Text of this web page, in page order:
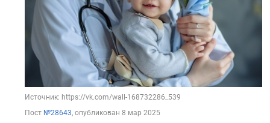
Источник: https://vk.com/wall-168732286_539
Пост №28643, опубликован 8 мар 2025